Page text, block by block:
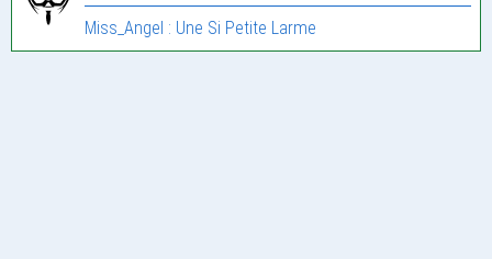
Miss_Angel : Une Si Petite Larme